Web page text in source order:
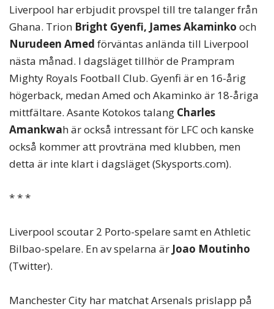
Liverpool har erbjudit provspel till tre talanger från
Ghana. Trion Bright Gyenfi, James Akaminko och
Nurudeen Amed förväntas anlända till Liverpool
nästa månad. I dagsläget tillhör de Prampram
Mighty Royals Football Club. Gyenfi är en 16-årig
högerback, medan Amed och Akaminko är 18-åriga
mittfältare. Asante Kotokos talang Charles
Amankwah är också intressant för LFC och kanske
också kommer att provträna med klubben, men
detta är inte klart i dagsläget (Skysports.com).
* * *
Liverpool scoutar 2 Porto-spelare samt en Athletic
Bilbao-spelare. En av spelarna är Joao Moutinho
(Twitter).
Manchester City har matchat Arsenals prislapp på